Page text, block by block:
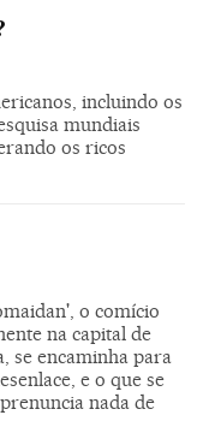
incluindo os
mundiais
os ricos
o comício
na capital de
se encaminha para
e o que se
nada de